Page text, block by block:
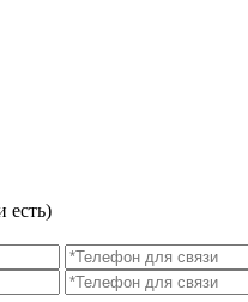
есть)